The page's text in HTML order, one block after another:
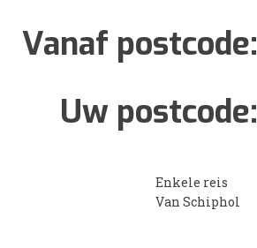
Vanaf postcode:
Uw postcode:
Enkele reis
Van Schiphol